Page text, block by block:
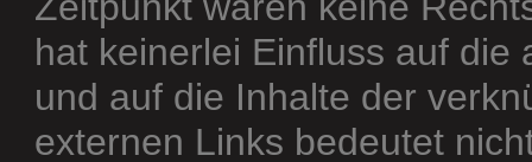
hat keinerlei Einfluss auf die
und auf die Inhalte der
externen Links bedeutet